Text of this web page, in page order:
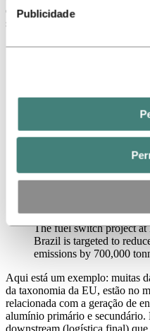
Publicidade
entanto, o que é elegível para
sustentável nem sempre reflete
The fuel switch project
Brazil is targeted to
emissions by 700,000
Aqui está um exemplo: muitas
da taxonomia da EU, estão no
relacionada com a geração de
alumínio primário e secundário.